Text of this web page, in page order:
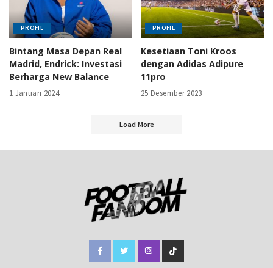
PROFIL
Bintang Masa Depan Real
Madrid, Endrick: Investasi
Berharga New Balance
1 Januari 2024
PROFIL
Kesetiaan Toni Kroos
dengan Adidas Adipure
11pro
25 Desember 2023
Load More